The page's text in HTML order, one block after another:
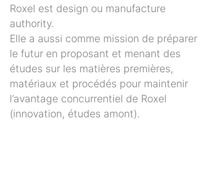
Roxel est design ou manufacture
authority.
Elle a aussi comme mission de préparer
le futur en proposant et menant des
études sur les matières premières,
matériaux et procédés pour maintenir
l’avantage concurrentiel de Roxel
(innovation, études amont).